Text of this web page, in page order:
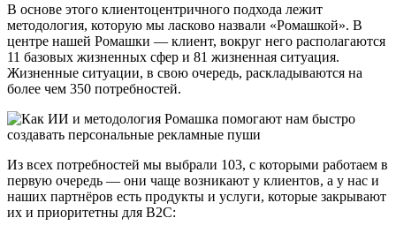
В основе этого клиентоцентричного подхода лежит
методология, которую мы ласково назвали «Ромашкой». В
центре нашей Ромашки — клиент, вокруг него располагаются
11 базовых жизненных сфер и 81 жизненная ситуация.
Жизненные ситуации, в свою очередь, раскладываются на
более чем 350 потребностей.
Из всех потребностей мы выбрали 103, с которыми работаем в
первую очередь — они чаще возникают у клиентов, а у нас и
наших партнёров есть продукты и услуги, которые закрывают
их и приоритетны для B2C: